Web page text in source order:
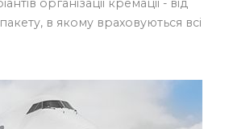
організації кремації - від
в якому враховуються всі